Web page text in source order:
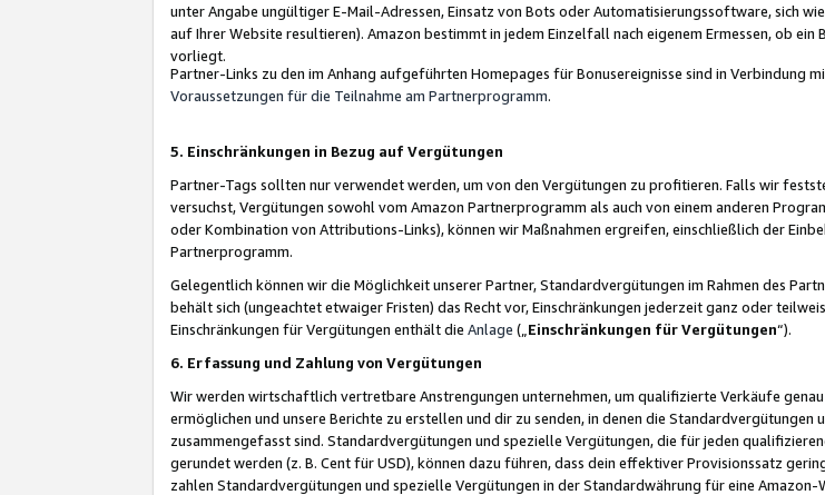
unter Angabe ungültiger E-Mail-Adressen, Einsatz von Bots oder Automatisierungssoftware, sich
auf Ihrer Website resultieren). Amazon bestimmt in jedem Einzelfall nach eigenem Ermessen, ob
vorliegt.
Partner-Links zu den im Anhang aufgeführten Homepages für Bonusereignisse sind in Verbindung
Voraussetzungen für die Teilnahme am Partnerprogramm.
5. Einschränkungen in Bezug auf Vergütungen
Partner-Tags sollten nur verwendet werden, um von den Vergütungen zu profitieren. Falls wir
versuchst, Vergütungen sowohl vom Amazon Partnerprogramm als auch von einem anderen
oder Kombination von Attributions-Links), können wir Maßnahmen ergreifen, einschließlich der
Partnerprogramm.
Gelegentlich können wir die Möglichkeit unserer Partner, Standardvergütungen im Rahmen des
behält sich (ungeachtet etwaiger Fristen) das Recht vor, Einschränkungen jederzeit ganz oder
Einschränkungen für Vergütungen enthält die Anlage („ Einschränkungen für Vergütungen“).
6. Erfassung und Zahlung von Vergütungen
Wir werden wirtschaftlich vertretbare Anstrengungen unternehmen, um qualifizierte Verkäufe
ermöglichen und unsere Berichte zu erstellen und dir zu senden, in denen die
zusammengefasst sind. Standardvergütungen und spezielle Vergütungen, die für jeden
gerundet werden (z. B. Cent für USD), können dazu führen, dass dein effektiver Provisionssatz
zahlen Standardvergütungen und spezielle Vergütungen in der Standardwährung für eine